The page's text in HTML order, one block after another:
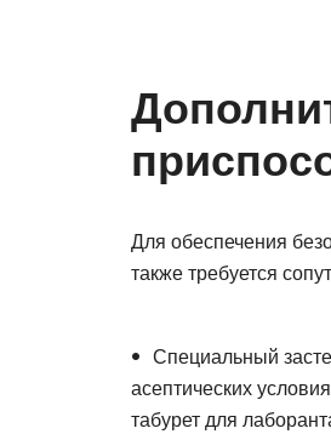
Для обеспечения
также требуется
Специальный
асептических
табурет для